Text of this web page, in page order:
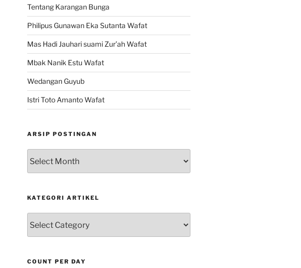
Tentang Karangan Bunga
Philipus Gunawan Eka Sutanta Wafat
Mas Hadi Jauhari suami Zur’ah Wafat
Mbak Nanik Estu Wafat
Wedangan Guyub
Istri Toto Amanto Wafat
ARSIP POSTINGAN
Postingan
KATEGORI ARTIKEL
Artikel
COUNT PER DAY